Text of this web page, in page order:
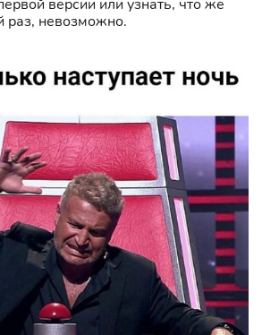
версии или узнать, что же
раз, невозможно.